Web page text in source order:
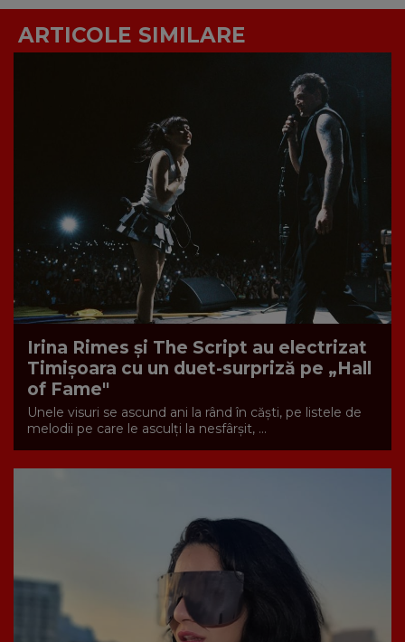
ARTICOLE SIMILARE
Irina Rimes și The Script au electrizat
Timișoara cu un duet-surpriză pe „Hall
of Fame"
Unele visuri se ascund ani la rând în căști, pe listele de
melodii pe care le asculți la nesfârșit, ...